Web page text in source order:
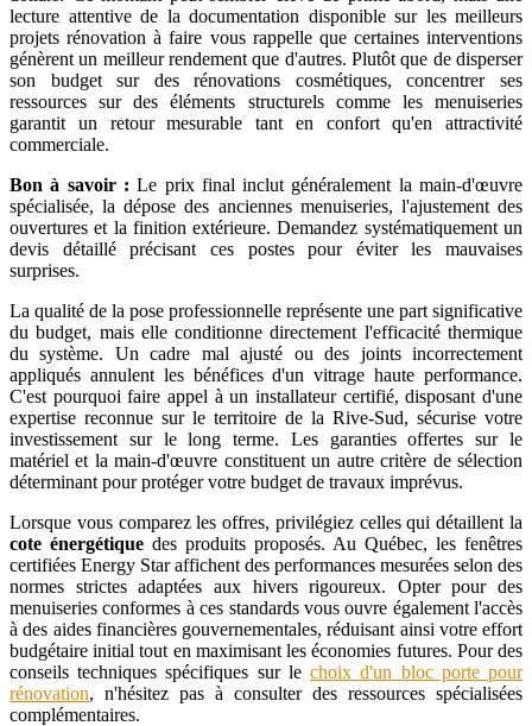
lecture attentive de la documentation disponible sur les meilleurs
projets rénovation à faire vous rappelle que certaines interventions
génèrent un meilleur rendement que d'autres. Plutôt que de disperser
son budget sur des rénovations cosmétiques, concentrer ses
ressources sur des éléments structurels comme les menuiseries
garantit un retour mesurable tant en confort qu'en attractivité
commerciale.
Bon à savoir : Le prix final inclut généralement la main-d'œuvre
spécialisée, la dépose des anciennes menuiseries, l'ajustement des
ouvertures et la finition extérieure. Demandez systématiquement un
devis détaillé précisant ces postes pour éviter les mauvaises
surprises.
La qualité de la pose professionnelle représente une part significative
du budget, mais elle conditionne directement l'efficacité thermique
du système. Un cadre mal ajusté ou des joints incorrectement
appliqués annulent les bénéfices d'un vitrage haute performance.
C'est pourquoi faire appel à un installateur certifié, disposant d'une
expertise reconnue sur le territoire de la Rive-Sud, sécurise votre
investissement sur le long terme. Les garanties offertes sur le
matériel et la main-d'œuvre constituent un autre critère de sélection
déterminant pour protéger votre budget de travaux imprévus.
Lorsque vous comparez les offres, privilégiez celles qui détaillent la
cote énergétique des produits proposés. Au Québec, les fenêtres
certifiées Energy Star affichent des performances mesurées selon des
normes strictes adaptées aux hivers rigoureux. Opter pour des
menuiseries conformes à ces standards vous ouvre également l'accès
à des aides financières gouvernementales, réduisant ainsi votre effort
budgétaire initial tout en maximisant les économies futures. Pour des
conseils techniques spécifiques sur lechoix d'un bloc porte pour
rénovation, n'hésitez pas à consulter des ressources spécialisées
complémentaires.